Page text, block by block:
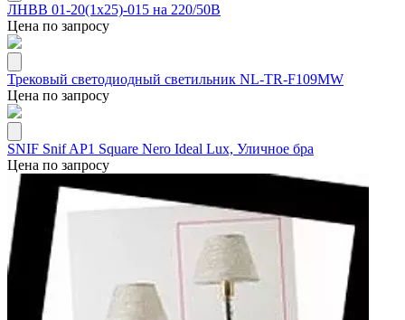
ЛНВВ 01-20(1х25)-015 на 220/50В
Цена по запросу
Трековый светодиодный светильник NL-TR-F109MW
Цена по запросу
SNIF Snif AP1 Square Nero Ideal Lux, Уличное бра
Цена по запросу